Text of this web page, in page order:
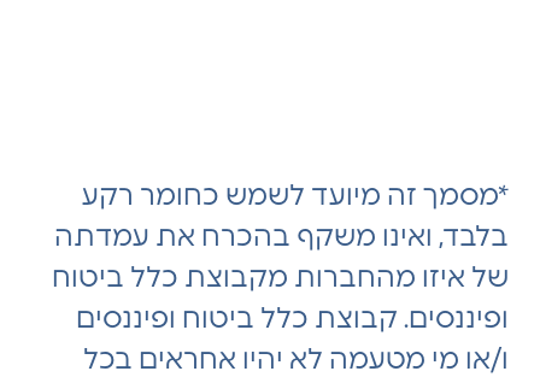
*מסמך זה מיועד לשמש כחומר רקע
בלבד, ואינו משקף בהכרח את עמדתה
של איזו מהחברות מקבוצת כלל ביטוח
ופיננסים. קבוצת כלל ביטוח ופיננסים
ו/או מי מטעמה לא יהיו אחראים בכל